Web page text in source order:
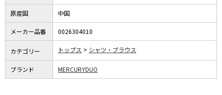
原産国 中国
メーカー品番 0026304010
カテゴリー トップス シャツ・ブラウス
ブランド MERCURYDUO